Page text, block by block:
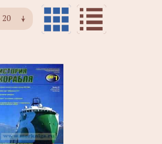
20